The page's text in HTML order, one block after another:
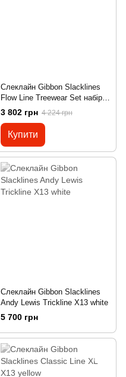
Слеклайн Gibbon Slacklines
Flow Line Treewear Set набір
yellow
3 802 грн 4 224 грн
Купити
Слеклайн Gibbon Slacklines
Andy Lewis Trickline X13 white
5 700 грн